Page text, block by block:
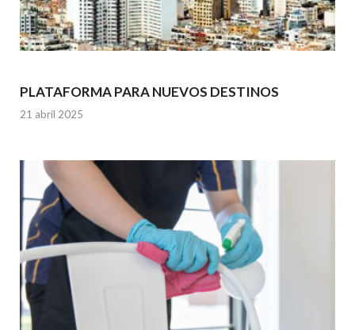
PLATAFORMA PARA NUEVOS DESTINOS
21 abril 2025